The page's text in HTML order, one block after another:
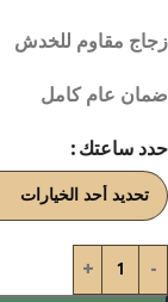
زجاج مقاوم للخدش
ضمان عام كامل
حدد ساعتك